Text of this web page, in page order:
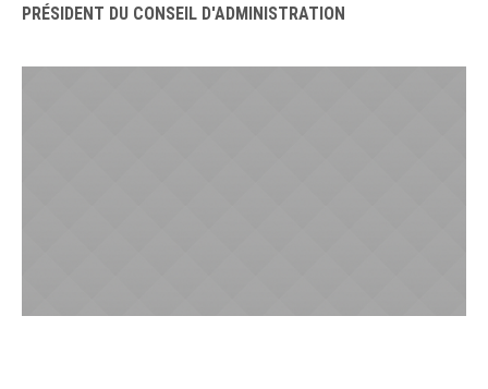
PRÉSIDENT DU CONSEIL D'ADMINISTRATION